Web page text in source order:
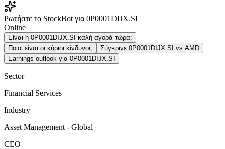
Ρωτήστε το StockBot για 0P0001DIJX.SI
Online
Είναι η 0P0001DIJX.SI καλή αγορά τώρα;
Ποιοι είναι οι κύριοι κίνδυνοι;
Σύγκρινε 0P0001DIJX.SI vs AMD
Earnings outlook για 0P0001DIJX.SI
Sector
Financial Services
Industry
Asset Management - Global
CEO